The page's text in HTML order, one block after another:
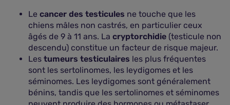
Le cancer des testicules ne touche que les
chiens mâles non castrés, en particulier ceux
âgés de 9 à 11 ans. La cryptorchidie (testicule non
descendu) constitue un facteur de risque majeur.
Les tumeurs testiculaires les plus fréquentes
sont les sertolinomes, les leydigomes et les
séminomes. Les leydigomes sont généralement
bénins, tandis que les sertolinomes et séminomes